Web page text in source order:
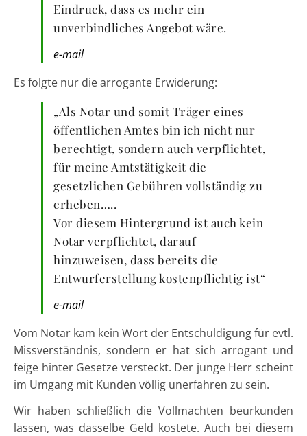
Eindruck, dass es mehr ein
unverbindliches Angebot wäre.
e-mail
Es folgte nur die arrogante Erwiderung:
„Als Notar und somit Träger eines
öffentlichen Amtes bin ich nicht nur
berechtigt, sondern auch verpflichtet,
für meine Amtstätigkeit die
gesetzlichen Gebühren vollständig zu
erheben…..
Vor diesem Hintergrund ist auch kein
Notar verpflichtet, darauf
hinzuweisen, dass bereits die
Entwurferstellung kostenpflichtig ist“
e-mail
Vom Notar kam kein Wort der Entschuldigung für evtl.
Missverständnis, sondern er hat sich arrogant und
feige hinter Gesetze versteckt. Der junge Herr scheint
im Umgang mit Kunden völlig unerfahren zu sein.
Wir haben schließlich die Vollmachten beurkunden
lassen, was dasselbe Geld kostete. Auch bei diesem